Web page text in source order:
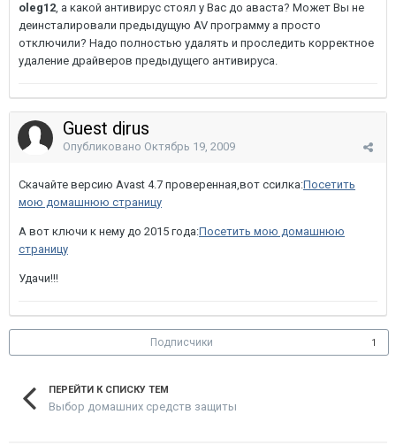
oleg12, а какой антивирус стоял у Вас до аваста? Может Вы не
деинсталировали предыдущую AV программу а просто
отключили? Надо полностью удалять и проследить корректное
удаление драйверов предыдущего антивируса.
Guest djrus
Опубликовано Октябрь 19, 2009
Скачайте версию Avast 4.7 проверенная,вот ссилка:Посетить
мою домашнюю страницу
А вот ключи к нему до 2015 года:Посетить мою домашнюю
страницу
Удачи!!!
Подписчики 1
ПЕРЕЙТИ К СПИСКУ ТЕМ
Выбор домашних средств защиты